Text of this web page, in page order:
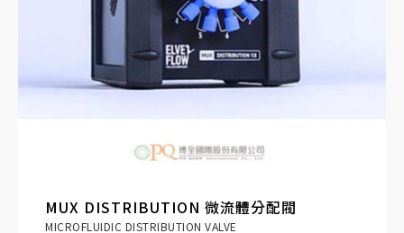
MUX DISTRIBUTION 微流體分配閥
MICROFLUIDIC DISTRIBUTION VALVE